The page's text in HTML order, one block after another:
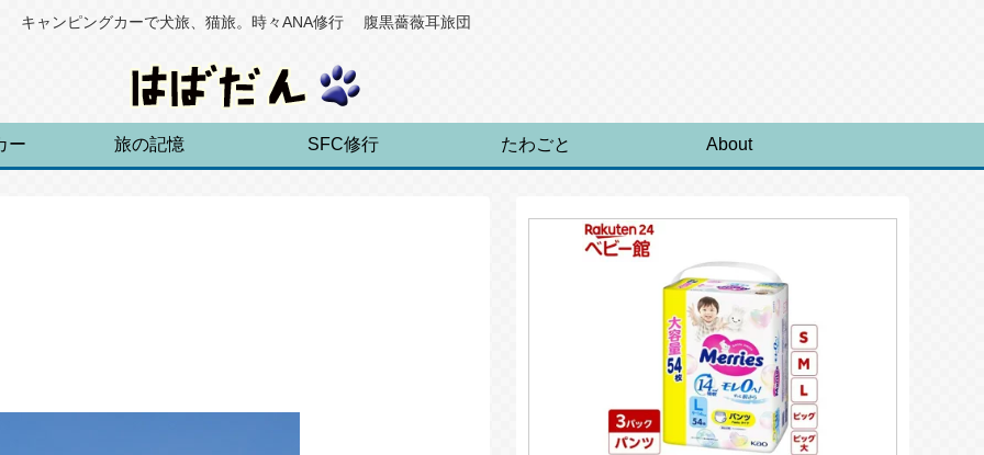
キャンピングカーで犬旅、猫旅。時々ANA修行 腹黒薔薇耳旅団
ー 旅の記憶 SFC修行 たわごと About